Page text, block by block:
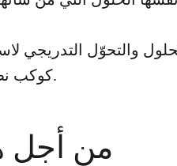
والتحوّل التدريجي
كوكب نظيف وهواء صحيّ لنا ولأجيالنا القادمة.
من أجل